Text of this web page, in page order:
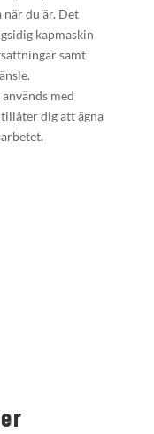
du är. Det
kapmaskin
samt
med
dig att ägna